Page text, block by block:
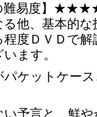
難易度】
る他、基本的
程度ＤＶＤで
ます。
パケットケー
い予言と、鮮